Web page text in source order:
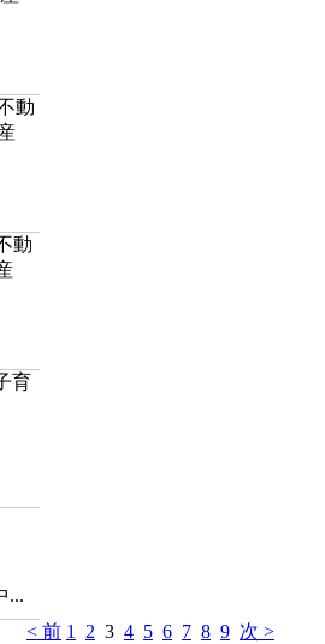
...
< 前 1 2 3 4 5 6 7 8 9 次 >